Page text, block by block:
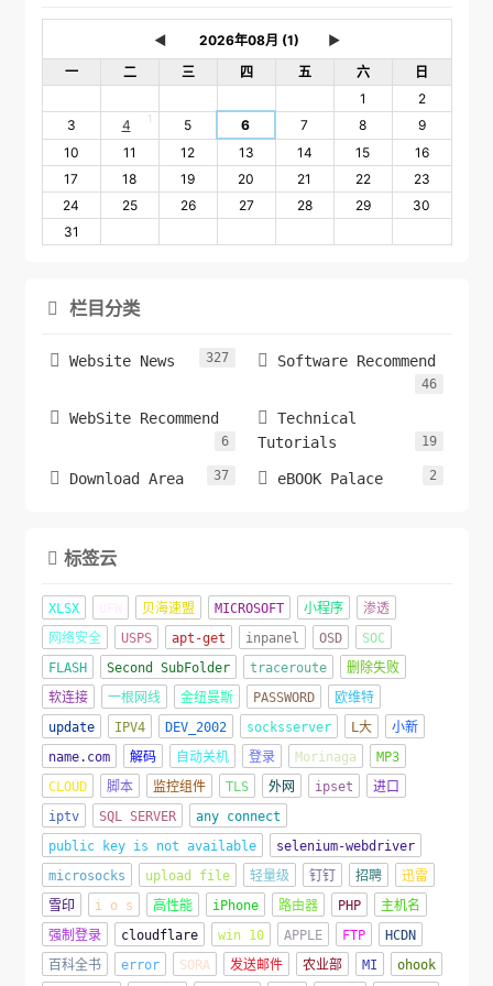
◄
►
一
二 三 四 五 六
日
1
2
3
4 1 5 6 7 8
9
10
11 12 13 14 15
16
17
18 19 20 21 22
23
24
25 26 27 28 29
30
31
 栏目分类
 Website News 327  Software Recommend
46
 WebSite Recommend
6

Technical
Tutorials
19
 Download Area 37  eBOOK Palace 2
 标签云
XLSX 贝海速盟 MICROSOFT 小程序
渗透
网络安全
USPS apt-get inpanel OSD
SOC
FLASH
Second SubFolder traceroute
删除失败
软连接
一根网线 金纽曼斯 PASSWORD
欧维特
update
IPV4 DEV_2002 socksserver L大
小新
name.com
解码 自动关机 登录 Morinaga
MP3
CLOUD
脚本 监控组件 TLS 外网 ipset
进口
iptv
SQL SERVER
any connect
public key is not available
selenium-webdriver
microsocks
upload file 轻量级 钉钉 招聘
迅雷
雪印
i o s 高性能 iPhone 路由器 PHP
主机名
强制登录
cloudflare win 10 APPLE FTP
HCDN
百科全书
error SORA 发送邮件 农业部 MI ohook